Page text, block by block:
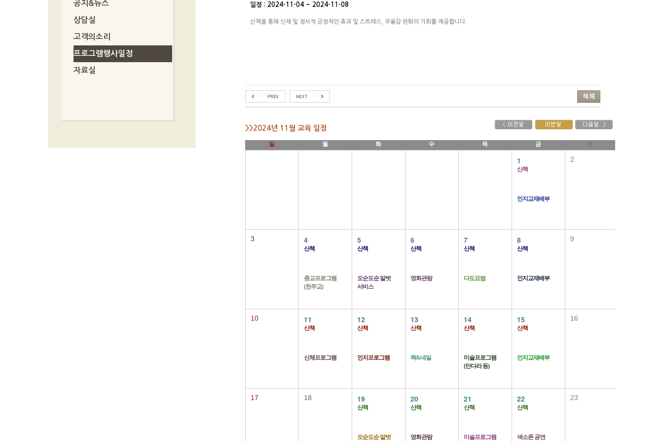
공지&뉴스
상담실
고객의소리
프로그램행사일정
자료실
일정 : 2024-11-04 ~ 2024-11-08
산책을 통해 신체 및 정서적 긍정적인 효과 및 스트레스, 우울감 완화의 기회를 제공합니다.
>>2024년 11월 교육 일정
일 월 화 수 목 금 토
1
산책
인지교재배부
2
3 4
산책
종교프로그램
(천주교)
5
산책
오순도순 말벗
서비스
6
산책
영화관람
7
산책
다도요법
8
산책
인지교재배부
9
10 11
산책
신체프로그램
12
산책
인지프로그램
13
산책
팩&네일
14
산책
미술프로그램
(만다라 등)
15
산책
인지교재배부
16
17 18 19
산책
오순도순 말벗
20
산책
영화관람
21
산책
미술프로그램
22
산책
색소폰 공연
23